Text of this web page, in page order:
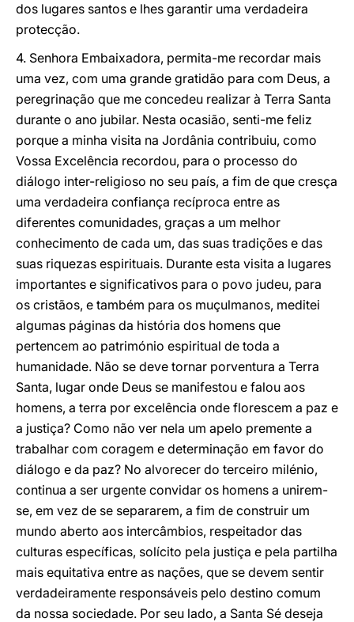
dos lugares santos e lhes garantir uma verdadeira
protecção.
4. Senhora Embaixadora, permita-me recordar mais
uma vez, com uma grande gratidão para com Deus, a
peregrinação que me concedeu realizar à Terra Santa
durante o ano jubilar. Nesta ocasião, senti-me feliz
porque a minha visita na Jordânia contribuiu, como
Vossa Excelência recordou, para o processo do
diálogo inter-religioso no seu país, a fim de que cresça
uma verdadeira confiança recíproca entre as
diferentes comunidades, graças a um melhor
conhecimento de cada um, das suas tradições e das
suas riquezas espirituais. Durante esta visita a lugares
importantes e significativos para o povo judeu, para
os cristãos, e também para os muçulmanos, meditei
algumas páginas da história dos homens que
pertencem ao património espiritual de toda a
humanidade. Não se deve tornar porventura a Terra
Santa, lugar onde Deus se manifestou e falou aos
homens, a terra por excelência onde florescem a paz e
a justiça? Como não ver nela um apelo premente a
trabalhar com coragem e determinação em favor do
diálogo e da paz? No alvorecer do terceiro milénio,
continua a ser urgente convidar os homens a unirem-
se, em vez de se separarem, a fim de construir um
mundo aberto aos intercâmbios, respeitador das
culturas específicas, solícito pela justiça e pela partilha
mais equitativa entre as nações, que se devem sentir
verdadeiramente responsáveis pelo destino comum
da nossa sociedade. Por seu lado, a Santa Sé deseja